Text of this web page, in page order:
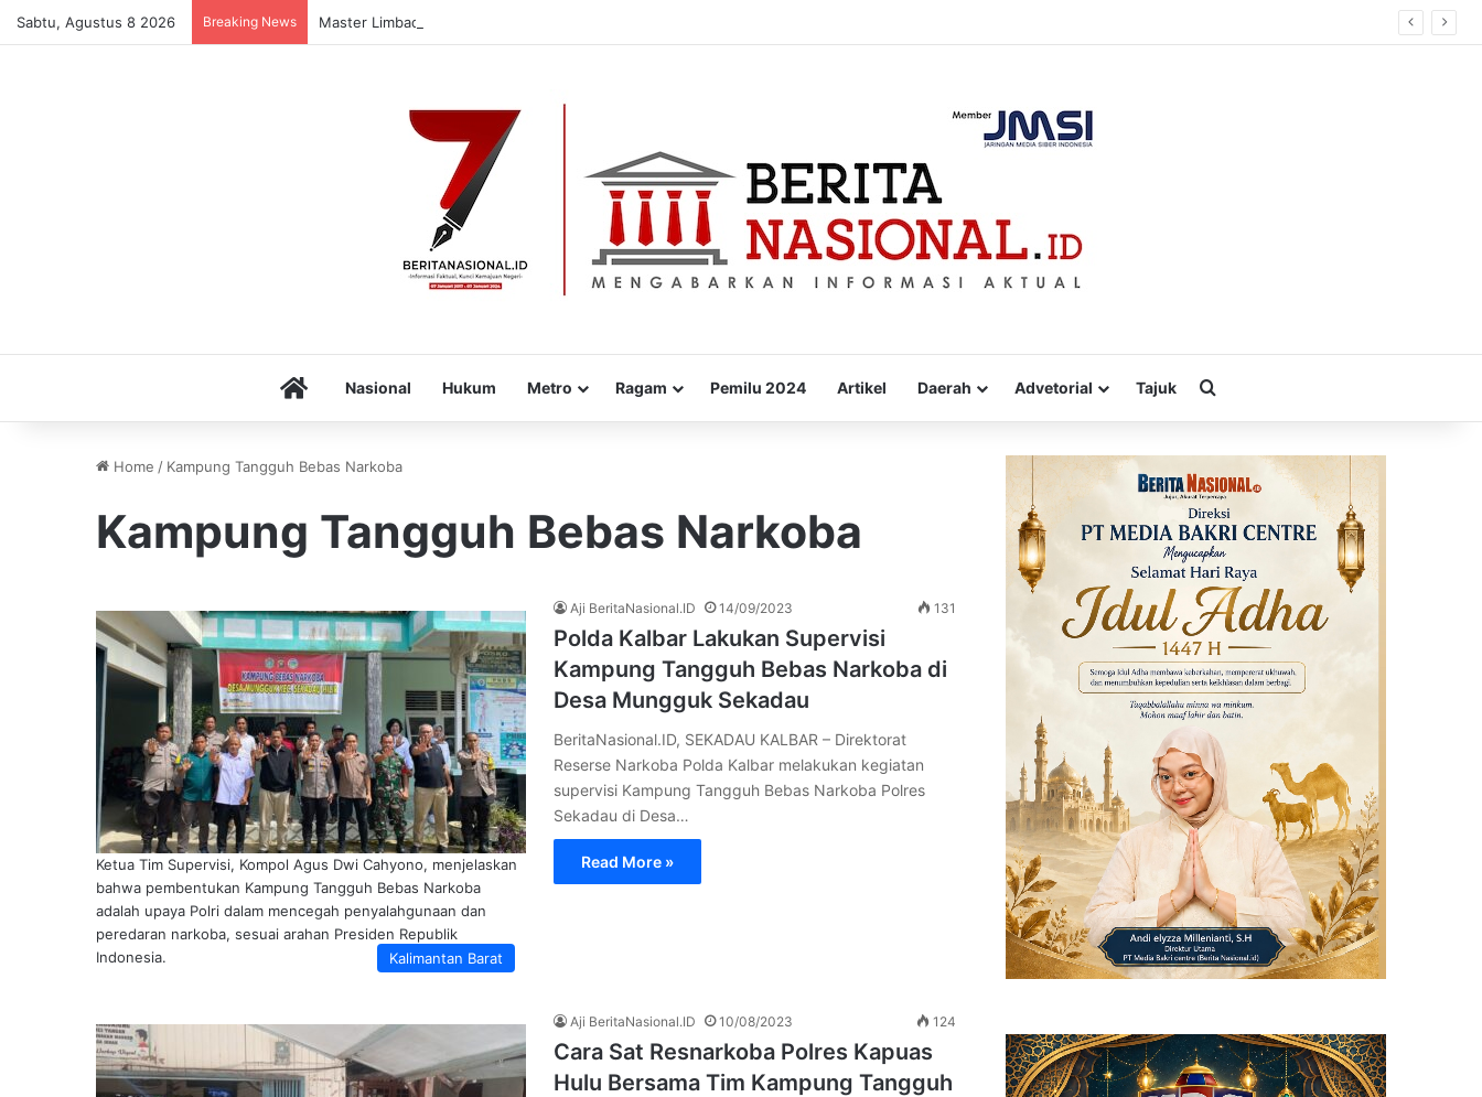
Sabtu, Agustus 8 2026 Breaking News Master Limbad Sowan ke Balai Kota Probolinggo, Bikin Wali Kota Aminuddin Terpukau dengan Aksi Baca Pikiran
HomeNasional Hukum Metro Ragam Pemilu 2024 Artikel Daerah Advetorial Tajuk
Home / Kampung Tangguh Bebas Narkoba
Kampung Tangguh Bebas Narkoba
Kalimantan Barat
Ketua Tim Supervisi, Kompol Agus Dwi Cahyono, menjelaskan
bahwa pembentukan Kampung Tangguh Bebas Narkoba
adalah upaya Polri dalam mencegah penyalahgunaan dan
peredaran narkoba, sesuai arahan Presiden Republik
Indonesia.
Aji BeritaNasional.ID 14/09/2023 131
Polda Kalbar Lakukan Supervisi
Kampung Tangguh Bebas Narkoba di
Desa Mungguk Sekadau
BeritaNasional.ID, SEKADAU KALBAR – Direktorat
Reserse Narkoba Polda Kalbar melakukan kegiatan
supervisi Kampung Tangguh Bebas Narkoba Polres
Sekadau di Desa…
Read More »
Aji BeritaNasional.ID 10/08/2023 124
Cara Sat Resnarkoba Polres Kapuas
Hulu Bersama Tim Kampung Tangguh